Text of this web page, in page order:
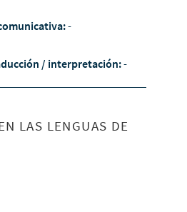
-
/ interpretación:-
LAS LENGUAS DE